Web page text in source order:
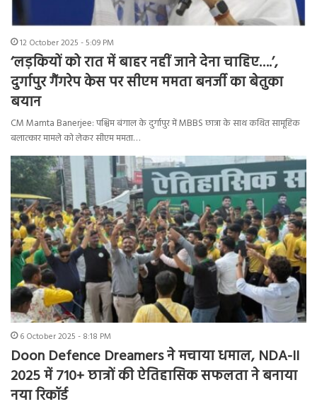
12 October 2025 - 5:09 PM
‘लड़कियों को रात में बाहर नहीं जाने देना चाहिए….’,
दुर्गापुर गैंगरेप केस पर सीएम ममता बनर्जी का बेतुका
बयान
CM Mamta Banerjee: पश्चिम बंगाल के दुर्गापुर में MBBS छात्रा के साथ कथित सामूहिक
बलात्कार मामले को लेकर सीएम ममता…
6 October 2025 - 8:18 PM
Doon Defence Dreamers ने मचाया धमाल, NDA-II
2025 में 710+ छात्रों की ऐतिहासिक सफलता ने बनाया
नया रिकॉर्ड